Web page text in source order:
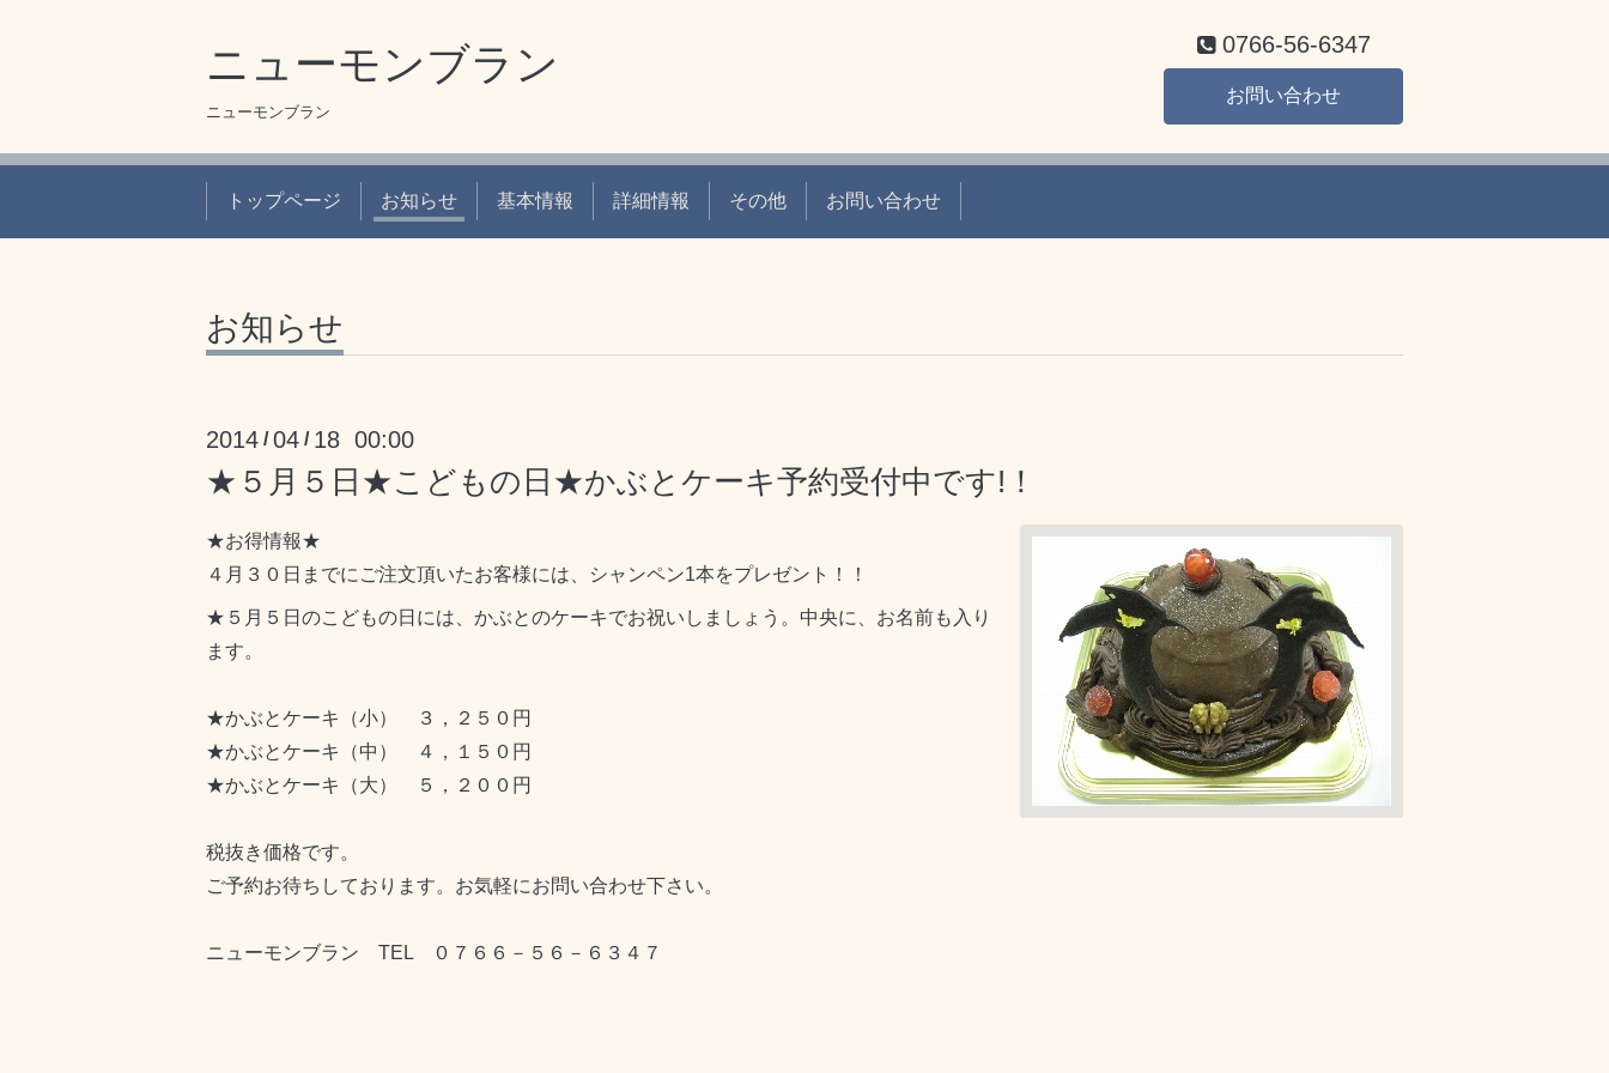
ニューモンブラン
ニューモンブラン
0766-56-6347
お問い合わせ
トップページ お知らせ 基本情報 詳細情報 その他 お問い合わせ
お知らせ
2014 /04 / 18 00:00
★５月５日★こどもの日★かぶとケーキ予約受付中です!！
★お得情報★
４月３０日までにご注文頂いたお客様には、シャンペン1本をプレゼント！！
★５月５日のこどもの日には、かぶとのケーキでお祝いしましょう。中央に、お名前も入り
ます。
★かぶとケーキ（小） ３，２５０円
★かぶとケーキ（中） ４，１５０円
★かぶとケーキ（大） ５，２００円
税抜き価格です。
ご予約お待ちしております。お気軽にお問い合わせ下さい。
ニューモンブラン TEL ０７６６－５６－６３４７